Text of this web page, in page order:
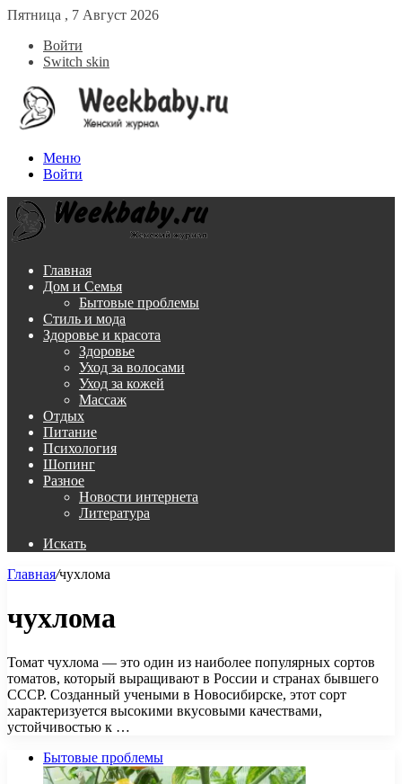
Пятница , 7 Август 2026
Войти
Switch skin
Меню
Войти
Главная
Дом и Семья
Бытовые проблемы
Стиль и мода
Здоровье и красота
Здоровье
Уход за волосами
Уход за кожей
Массаж
Отдых
Питание
Психология
Шопинг
Разное
Новости интернета
Литература
Искать
Главная/чухлома
чухлома
Томат чухлома — это один из наиболее популярных сортов
томатов, который выращивают в России и странах бывшего
СССР. Созданный учеными в Новосибирске, этот сорт
характеризуется высокими вкусовыми качествами,
устойчивостью к …
Бытовые проблемы